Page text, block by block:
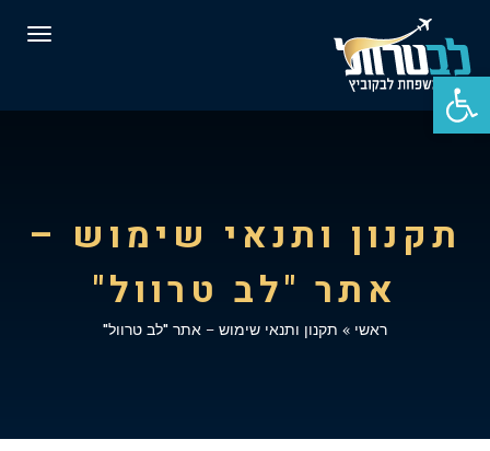
פתח סרגל נגישות
תקנון ותנאי שימוש –
אתר "לב טרוול"
ראשי » תקנון ותנאי שימוש – אתר "לב טרוול"